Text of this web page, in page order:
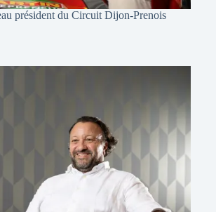
président du Circuit Dijon-Prenois